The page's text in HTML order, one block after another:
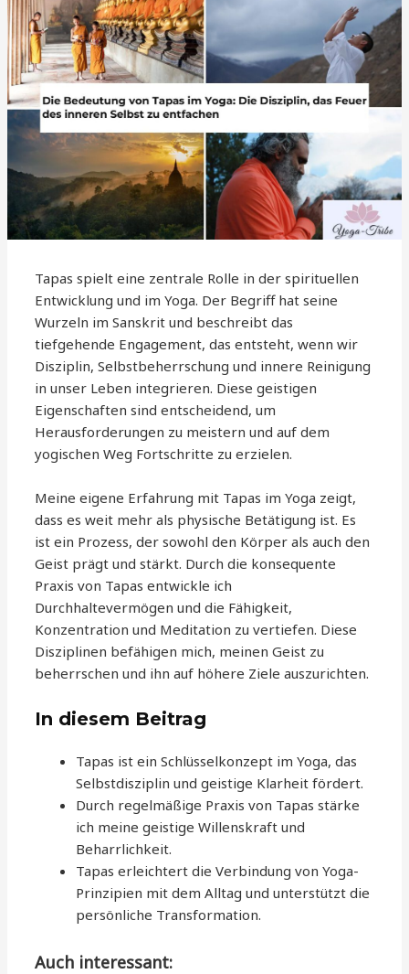
Tapas spielt eine zentrale Rolle in der spirituellen
Entwicklung und im Yoga. Der Begriff hat seine
Wurzeln im Sanskrit und beschreibt das
tiefgehende Engagement, das entsteht, wenn wir
Disziplin, Selbstbeherrschung und innere Reinigung
in unser Leben integrieren. Diese geistigen
Eigenschaften sind entscheidend, um
Herausforderungen zu meistern und auf dem
yogischen Weg Fortschritte zu erzielen.
Meine eigene Erfahrung mit Tapas im Yoga zeigt,
dass es weit mehr als physische Betätigung ist. Es
ist ein Prozess, der sowohl den Körper als auch den
Geist prägt und stärkt. Durch die konsequente
Praxis von Tapas entwickle ich
Durchhaltevermögen und die Fähigkeit,
Konzentration und Meditation zu vertiefen. Diese
Disziplinen befähigen mich, meinen Geist zu
beherrschen und ihn auf höhere Ziele auszurichten.
In diesem Beitrag
Tapas ist ein Schlüsselkonzept im Yoga, das
Selbstdisziplin und geistige Klarheit fördert.
Durch regelmäßige Praxis von Tapas stärke
ich meine geistige Willenskraft und
Beharrlichkeit.
Tapas erleichtert die Verbindung von Yoga-
Prinzipien mit dem Alltag und unterstützt die
persönliche Transformation.
Auch interessant: